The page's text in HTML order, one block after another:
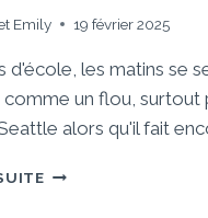
Emily 19 février 2025
d'école, les matins se
un flou, surtout
alors qu'il fait
LE